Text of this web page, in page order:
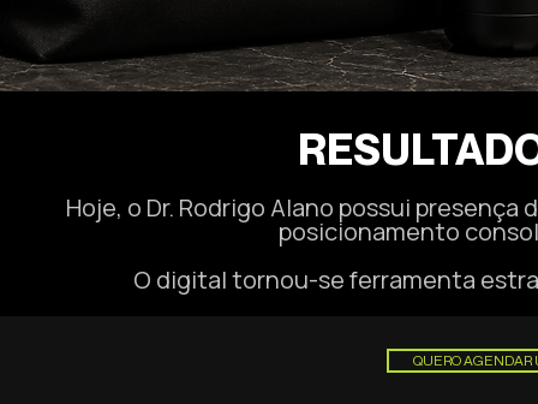
Hoje, o Dr. Rodrigo Alano possui
posicionamento
O digital tornou-se ferramenta
QUERO AGENDAR